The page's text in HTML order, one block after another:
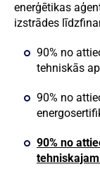
enerģētikas
izstrādes
90% no
tehniskās
90% no
90% no